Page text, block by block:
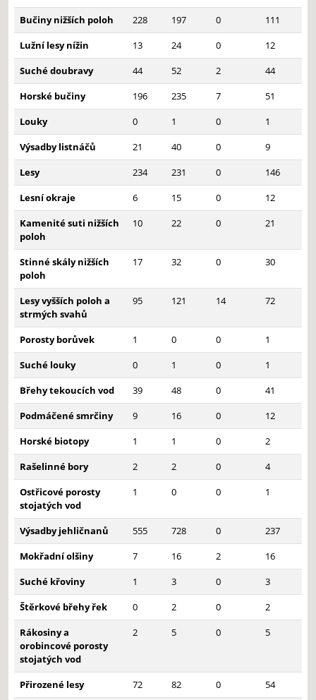
Bučiny nižších poloh
228 197 0
111
Lužní lesy nížin
13 24 0
12
Suché doubravy
44 52 2
44
Horské bučiny
196 235 7
51
Louky
0 1 0
1
Výsadby listnáčů
21 40 0
9
Lesy
234 231 0
146
Lesní okraje
6 15 0
12
Kamenité suti nižších
poloh
10 22 0 21
Stinné skály nižších
poloh
17 32 0 30
Lesy vyšších poloh a
strmých svahů
95 121 14 72
Porosty borůvek 1 0 0
1
Suché louky
0 1 0
1
Břehy tekoucích vod
39 48 0
41
Podmáčené smrčiny
9 16 0
12
Horské biotopy
1 1 0
2
Rašelinné bory
2 2 0
4
Ostřicové porosty
stojatých vod
1 0 0 1
Výsadby jehličnanů 555 728 0
237
Mokřadní olšiny
7 16 2
16
Suché křoviny
1 3 0
3
Štěrkové břehy řek
0 2 0
2
Rákosiny a
orobincové porosty
stojatých vod
2 5 0 5
Přirozené lesy 72 82 0
54